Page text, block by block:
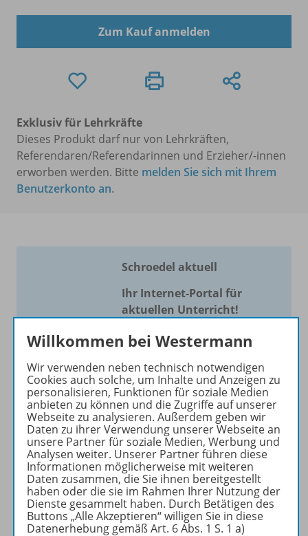
Zum Kauf anmelden
Exklusiv für Lehrkräfte
Dieses Produkt darf nur von Lehrkräften,
Referendaren/Referendarinnen und Erzieher/-innen
erworben werden. Bitte melden Sie sich mit Ihrem
Benutzerkonto an.
Schroedel aktuell
Ihr Internet-Portal für
aktuellen Unterricht!
Mit Schroedel aktuell bieten
Ihren Unterricht aktuell und
einfach zu gestalten. Jede
Woche drei bis vier
Neuerscheinungen mit
großem Online Archiv.
Mehr erfahren
Willkommen bei Westermann
Wir verwenden neben technisch notwendigen
Cookies auch solche, um Inhalte und Anzeigen zu
personalisieren, Funktionen für soziale Medien
anbieten zu können und die Zugriffe auf unserer
Webseite zu analysieren. Außerdem geben wir
Daten zu ihrer Verwendung unserer Webseite an
unsere Partner für soziale Medien, Werbung und
Analysen weiter. Unserer Partner führen diese
Informationen möglicherweise mit weiteren
Daten zusammen, die Sie ihnen bereitgestellt
haben oder die sie im Rahmen Ihrer Nutzung der
Dienste gesammelt haben. Durch Betätigen des
Buttons „Alle Akzeptieren“ willigen Sie in diese
Datenerhebung gemäß Art. 6 Abs. 1 S. 1 a)